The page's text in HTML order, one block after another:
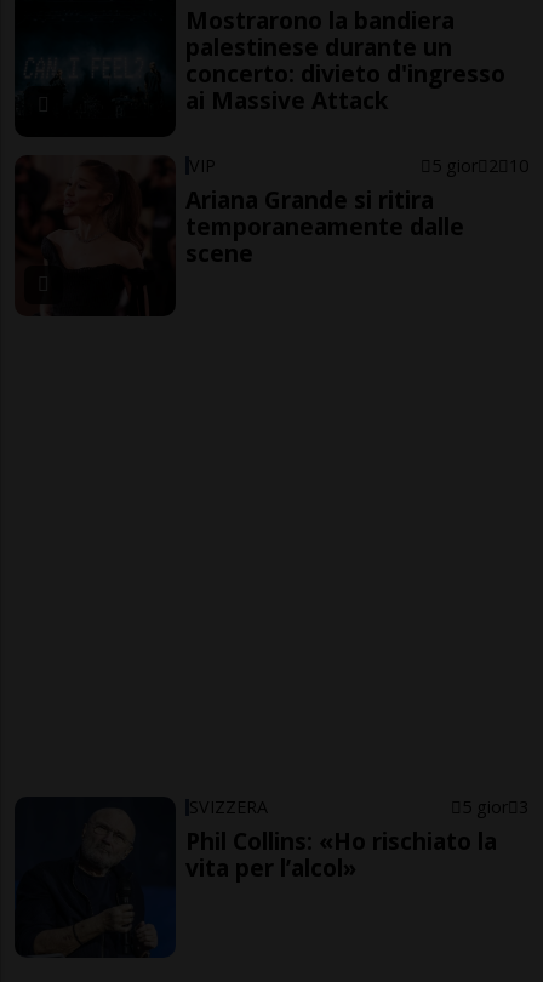
Mostrarono la bandiera
palestinese durante un
concerto: divieto d'ingresso
ai Massive Attack
VIP 5 gior 2 10
Ariana Grande si ritira
temporaneamente dalle
scene
SVIZZERA 5 gior 3
Phil Collins: «Ho rischiato la
vita per l’alcol»